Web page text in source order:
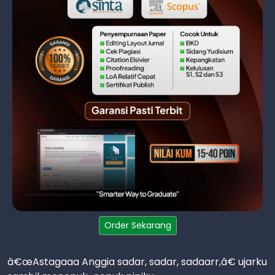
Order Sekarang
â€œAstagaaa Anggia sadar, sadar, sadaarr,â€ ujarku